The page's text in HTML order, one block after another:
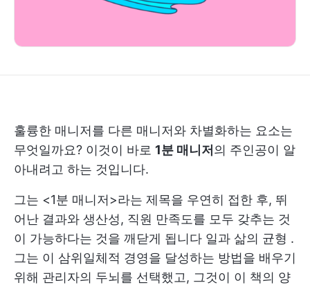
훌륭한 매니저를 다른 매니저와 차별화하는 요소는
무엇일까요? 이것이 바로 1분 매니저 의 주인공이 알
아내려고 하는 것입니다.
그는 <1분 매니저>라는 제목을 우연히 접한 후, 뛰
어난 결과와 생산성, 직원 만족도를 모두 갖추는 것
이 가능하다는 것을 깨닫게 됩니다 일과 삶의 균형 .
그는 이 삼위일체적 경영을 달성하는 방법을 배우기
위해 관리자의 두뇌를 선택했고, 그것이 이 책의 양